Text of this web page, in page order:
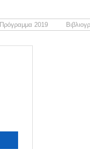
Πρόγραμμα 2019